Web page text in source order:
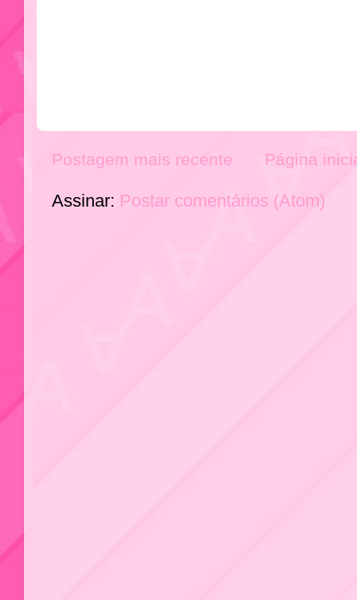
Postagem mais recente Página
Assinar: Postar comentários (Atom)